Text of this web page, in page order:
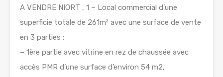
A VENDRE NIORT , 1 – Local commercial d’une
superficie totale de 261m² avec une surface de vente
en 3 parties :
– 1ère partie avec vitrine en rez de chaussée avec
accès PMR d’une surface d’environ 54 m2,